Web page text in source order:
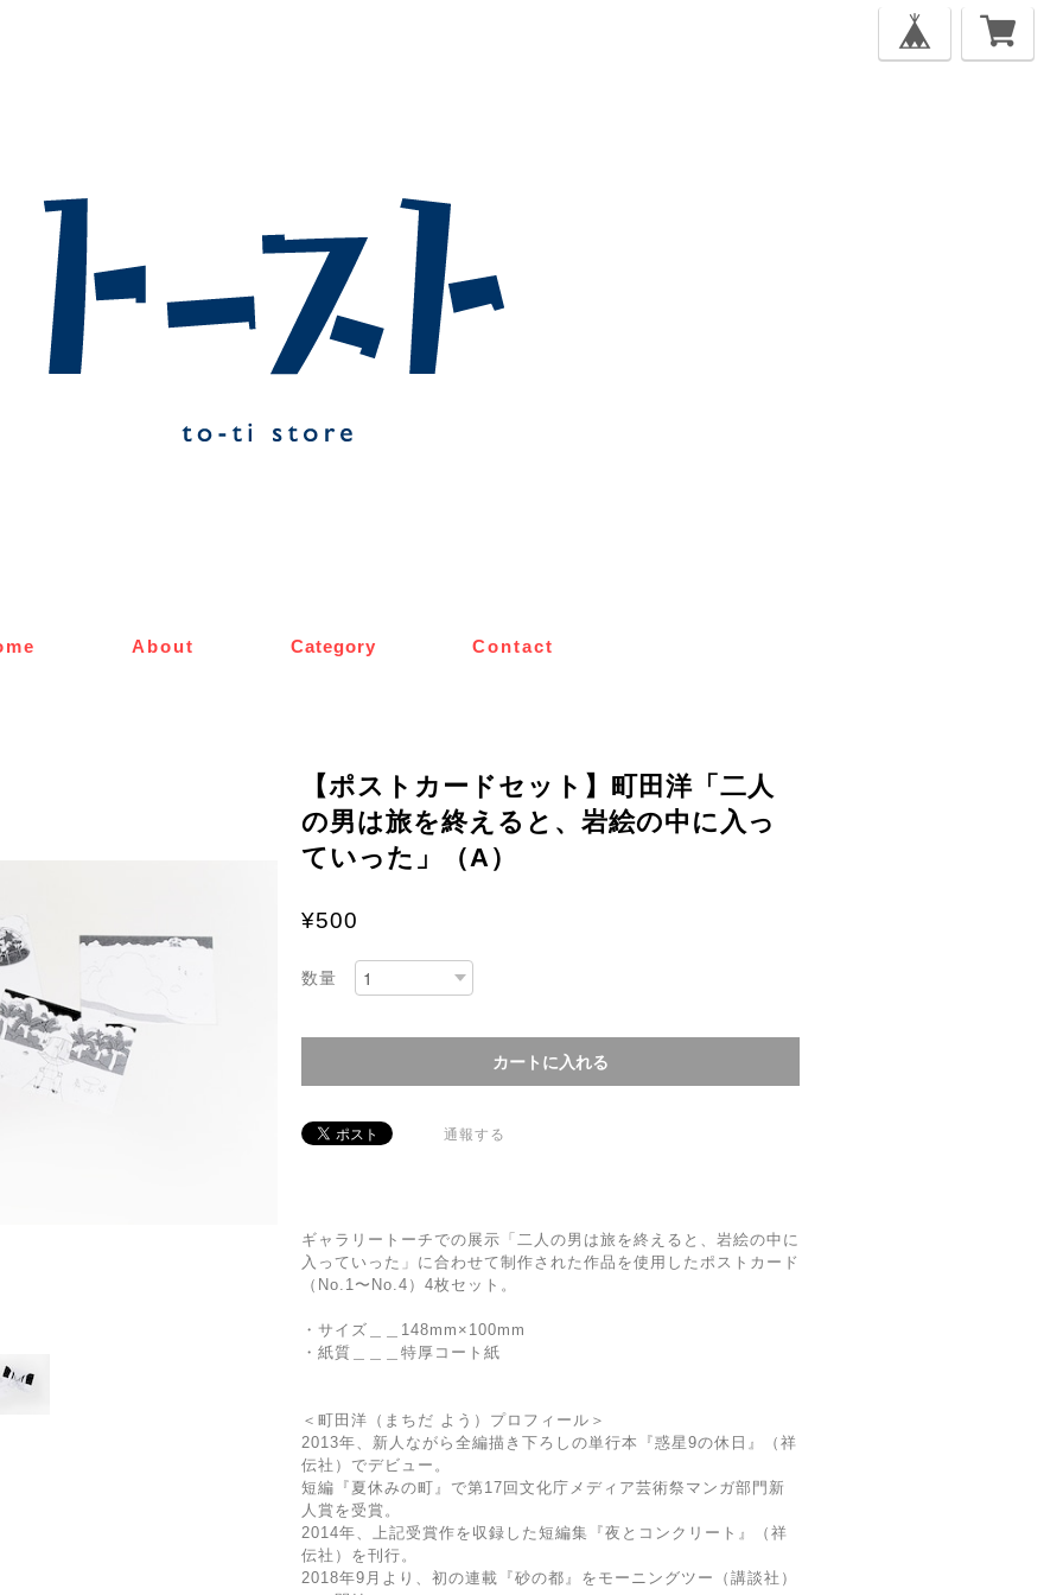
About Category Contact
【ポストカードセット】町田洋「二人
の男は旅を終えると、岩絵の中に入っ
ていった」（A）
¥500
数量
通報する
ギャラリートーチでの展示「二人の男は旅を終えると、岩絵の中に
入っていった」に合わせて制作された作品を使用したポストカード
（No.1〜No.4）4枚セット。
・サイズ＿＿148mm×100mm
・紙質＿＿＿特厚コート紙
＜町田洋（まちだ よう）プロフィール＞
2013年、新人ながら全編描き下ろしの単行本『惑星9の休日』（祥
伝社）でデビュー。
短編『夏休みの町』で第17回文化庁メディア芸術祭マンガ部門新
人賞を受賞。
2014年、上記受賞作を収録した短編集『夜とコンクリート』（祥
伝社）を刊行。
2018年9月より、初の連載『砂の都』をモーニングツー（講談社）